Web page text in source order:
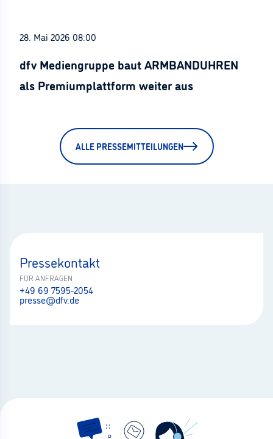
28. Mai 2026 08:00
dfv Mediengruppe baut ARMBANDUHREN
als Premiumplattform weiter aus
ALLE PRESSEMITTEILUNGEN
Pressekontakt
FÜR ANFRAGEN
+49 69 7595-2054
presse@dfv.de